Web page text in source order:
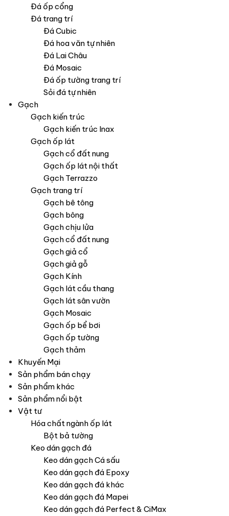
Đá ốp cổng
Đá trang trí
Đá Cubic
Đá hoa văn tự nhiên
Đá Lai Châu
Đá Mosaic
Đá ốp tường trang trí
Sỏi đá tự nhiên
Gạch
Gạch kiến trúc
Gạch kiến trúc Inax
Gạch ốp lát
Gạch cổ đất nung
Gạch ốp lát nội thất
Gạch Terrazzo
Gạch trang trí
Gạch bê tông
Gạch bông
Gạch chịu lửa
Gạch cổ đất nung
Gạch giả cổ
Gạch giả gỗ
Gạch Kính
Gạch lát cầu thang
Gạch lát sân vườn
Gạch Mosaic
Gạch ốp bể bơi
Gạch ốp tường
Gạch thảm
Khuyến Mại
Sản phẩm bán chạy
Sản phẩm khác
Sản phẩm nổi bật
Vật tư
Hóa chất ngành ốp lát
Bột bả tường
Keo dán gạch đá
Keo dán gạch Cá sấu
Keo dán gạch đá Epoxy
Keo dán gạch đá khác
Keo dán gạch đá Mapei
Keo dán gạch đá Perfect & CiMax